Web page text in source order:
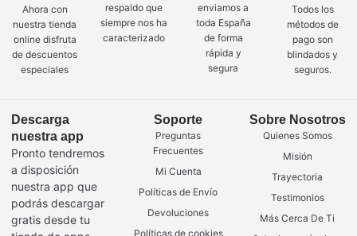
Ahora con
nuestra tienda
online disfruta
de descuentos
especiales
respaldo que
siempre nos ha
caracterizado
enviamos a
toda España
de forma
rápida y
segura
Todos los
métodos de
pago son
blindados y
seguros.
Descarga
nuestra app
Pronto tendremos
a disposición
nuestra app que
podrás descargar
gratis desde tu
Soporte
Preguntas
Frecuentes
Mi Cuenta
Políticas de Envío
Devoluciones
Políticas de cookies
Sobre Nosotros
Quienes Somos
Misión
Trayectoria
Testimonios
Más Cerca De Ti